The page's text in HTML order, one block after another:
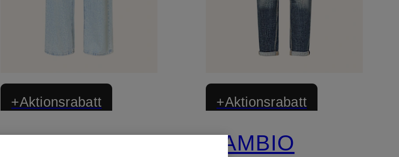
+Aktionsrabatt
CAMBIO
+Aktionsrabatt
CAMBIO